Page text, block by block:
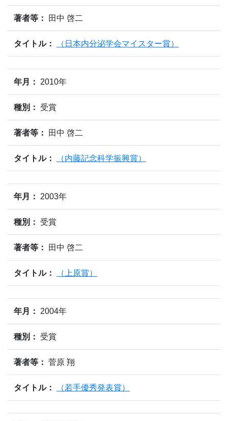
著者等： 田中 啓二
タイトル： （日本内分泌学会マイスター賞）
年月： 2010年
種別： 受賞
著者等： 田中 啓二
タイトル： （内藤記念科学振興賞）
年月： 2003年
種別： 受賞
著者等： 田中 啓二
タイトル： （上原賞）
年月： 2004年
種別： 受賞
著者等： 菅原 翔
タイトル： （若手優秀発表賞）